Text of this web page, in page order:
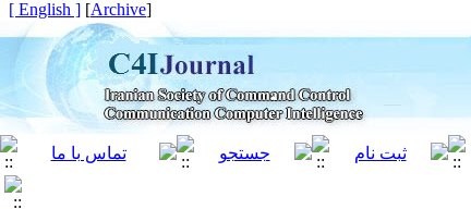
[
Archive
]
[ English ]